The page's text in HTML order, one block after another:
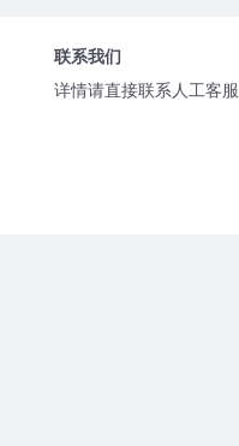
联系我们
详情请直接联系人工客服